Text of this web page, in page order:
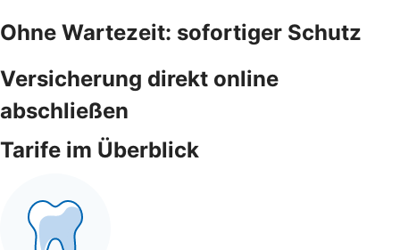
Ohne Wartezeit: sofortiger Schutz
Versicherung direkt online
abschließen
Tarife im Überblick